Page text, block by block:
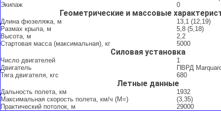
Экипаж
0
Геометрические и массовые
Длина фюзеляжа, м
13,1 (12,19)
Размах крыла, м
5,8 (5,18)
Высота, м
2,2
Стартовая масса (максимальная), кг
5000
Силовая установка
Число двигателей
1
Двигатель
ПВРД
Тяга двигателя, кгс
680
Летные данные
Дальность полета, км
1932
Максимальная скорость полета, км/ч (М=)
(3,35)
Практический потолок, м
29000